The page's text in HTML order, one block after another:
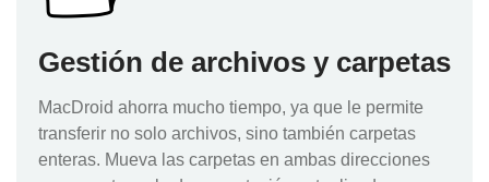
Gestión de archivos y carpetas
MacDroid ahorra mucho tiempo, ya que le permite
transferir no solo archivos, sino también carpetas
enteras. Mueva las carpetas en ambas direcciones